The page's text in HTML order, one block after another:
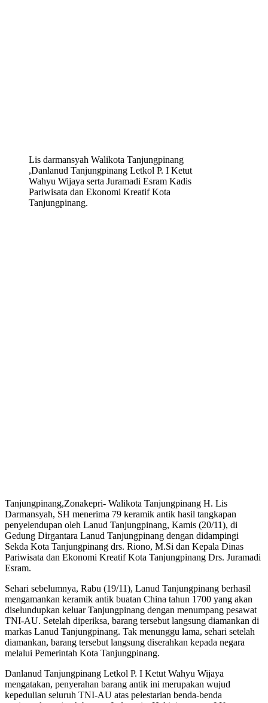
Lis darmansyah Walikota Tanjungpinang
,Danlanud Tanjungpinang Letkol P. I Ketut
Wahyu Wijaya serta Juramadi Esram Kadis
Pariwisata dan Ekonomi Kreatif Kota
Tanjungpinang.
Tanjungpinang,Zonakepri- Walikota Tanjungpinang H. Lis
Darmansyah, SH menerima 79 keramik antik hasil tangkapan
penyelendupan oleh Lanud Tanjungpinang, Kamis (20/11), di
Gedung Dirgantara Lanud Tanjungpinang dengan didampingi
Sekda Kota Tanjungpinang drs. Riono, M.Si dan Kepala Dinas
Pariwisata dan Ekonomi Kreatif Kota Tanjungpinang Drs. Juramadi
Esram.
Sehari sebelumnya, Rabu (19/11), Lanud Tanjungpinang berhasil
mengamankan keramik antik buatan China tahun 1700 yang akan
diselundupkan keluar Tanjungpinang dengan menumpang pesawat
TNI-AU. Setelah diperiksa, barang tersebut langsung diamankan di
markas Lanud Tanjungpinang. Tak menunggu lama, sehari setelah
diamankan, barang tersebut langsung diserahkan kepada negara
melalui Pemerintah Kota Tanjungpinang.
Danlanud Tanjungpinang Letkol P. I Ketut Wahyu Wijaya
mengatakan, penyerahan barang antik ini merupakan wujud
kepedulian seluruh TNI-AU atas pelestarian benda-benda